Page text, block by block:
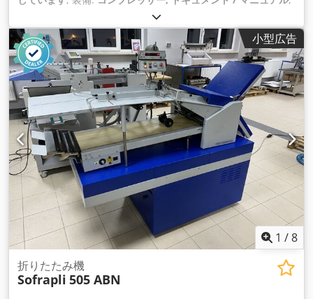
小型広告
1 /8
折りたたみ機
Sofrapli 505 ABN